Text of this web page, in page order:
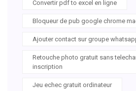
Convertir pdf to excel en ligne
Bloqueur de pub google chrome
Ajouter contact sur groupe
Retouche photo gratuit sans
inscription
Jeu echec gratuit ordinateur